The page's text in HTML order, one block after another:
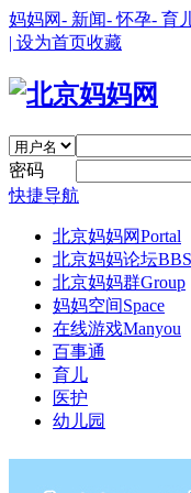
妈妈网- 新闻- 怀孕- 育
| 设为首页收藏
密码
快捷导航
北京妈妈网Portal
北京妈妈论坛BBS
北京妈妈群Group
妈妈空间Space
在线游戏Manyou
百事通
育儿
医护
幼儿园